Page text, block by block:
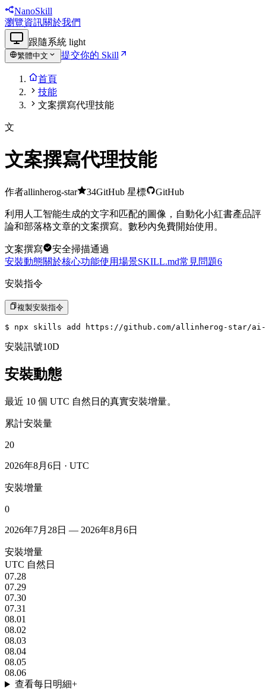
NanoSkill
瀏覽資訊關於我們
跟隨系統 light
繁體中文 提交你的 Skill
首頁
技能
文案撰寫代理技能
文
文案撰寫代理技能
作者allinherog-star 34GitHub 星標 GitHub
利用人工智能生成的文字和匹配的圖像，自動化小紅書產品評
論和部落格文章的文案撰寫。數秒內免費開始使用。
文案撰寫
安全掃描通過
安裝動態關於核心功能使用場景SKILL.md常見問題6
安裝指令
複製安裝指令
$ npx skills add https://github.com/allinherog-
安裝訊號10D
安裝動態
最近 10 個 UTC 自然日的真實安裝增量。
累計安裝量
20
2026年8月6日 · UTC
安裝增量
0
2026年7月28日 — 2026年8月6日
安裝增量
UTC 自然日
07.28
07.29
07.30
07.31
08.01
08.02
08.03
08.04
08.05
08.06
查看每日明細+